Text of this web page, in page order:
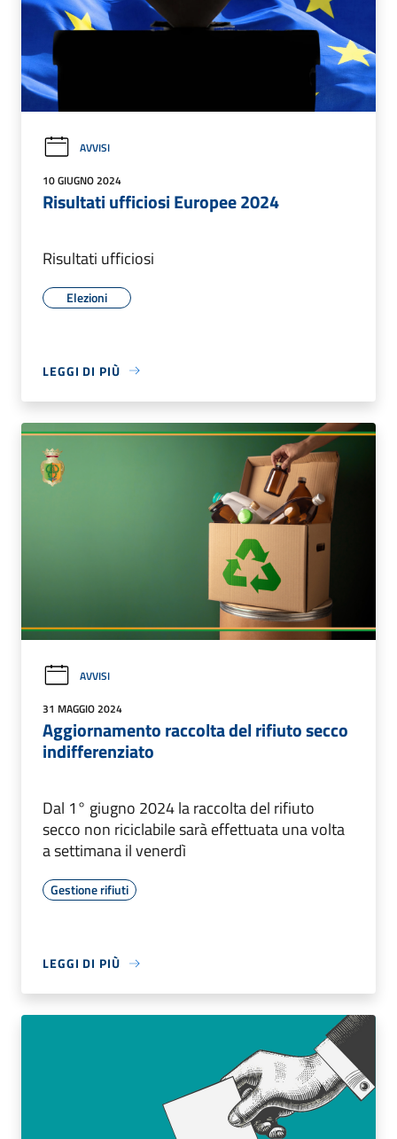
AVVISI
10 GIUGNO 2024
Risultati ufficiosi Europee 2024
Risultati ufficiosi
Elezioni
LEGGI DI PIÙ
AVVISI
31 MAGGIO 2024
Aggiornamento raccolta del rifiuto secco
indifferenziato
Dal 1° giugno 2024 la raccolta del rifiuto
secco non riciclabile sarà effettuata una volta
a settimana il venerdì
Gestione rifiuti
LEGGI DI PIÙ